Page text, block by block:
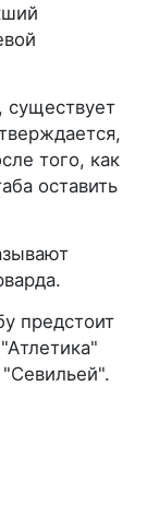
существует
того, как
оставить
предстоит